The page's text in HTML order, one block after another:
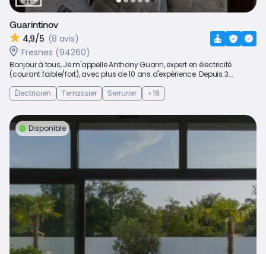
Guarintinov
4,9/5 (8 avis)
Fresnes (94260)
Bonjour à tous, Je m'appelle Anthony Guarin, expert en électricité
(courant faible/fort), avec plus de 10 ans d'expérience. Depuis 3...
Électricien
Terrassier Serrurier +18
Disponible